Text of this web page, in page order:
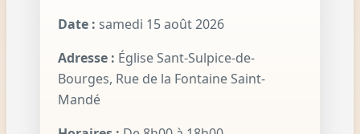
Date : samedi 15 août 2026
Adresse : Église Sant-Sulpice-de-
Bourges, Rue de la Fontaine Saint-
Mandé